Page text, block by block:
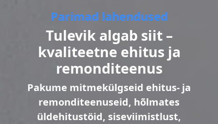
Parimad lahendused
Tulevik algab siit –
kvaliteetne ehitus ja
remonditeenus
Pakume mitmekülgseid ehitus- ja
remonditeenuseid, hõlmates
üldehitustöid, siseviimistlust,